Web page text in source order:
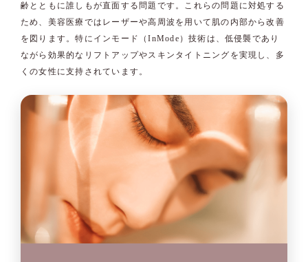
齢とともに誰しもが直面する問題です。これらの問題に対処する
ため、美容医療ではレーザーや高周波を用いて肌の内部から改善
を図ります。特にインモード（InMode）技術は、低侵襲であり
ながら効果的なリフトアップやスキンタイトニングを実現し、多
くの女性に支持されています。